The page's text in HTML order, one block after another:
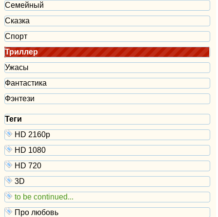
Семейный
Сказка
Спорт
Триллер
Ужасы
Фантастика
Фэнтези
Теги
HD 2160р
HD 1080
HD 720
3D
to be continued...
Про любовь